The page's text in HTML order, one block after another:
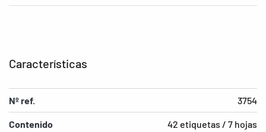
Características
Nº ref. 3754
Contenido 42 etiquetas / 7 hojas